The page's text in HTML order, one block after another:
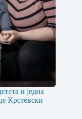
и једна
Крстевски